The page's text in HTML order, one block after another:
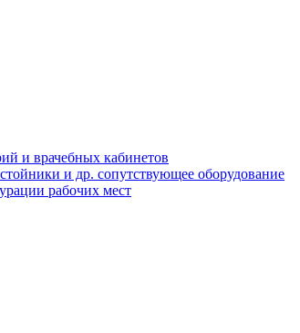
и врачебных кабинетов
и др. сопутствующее оборудование
рабочих мест